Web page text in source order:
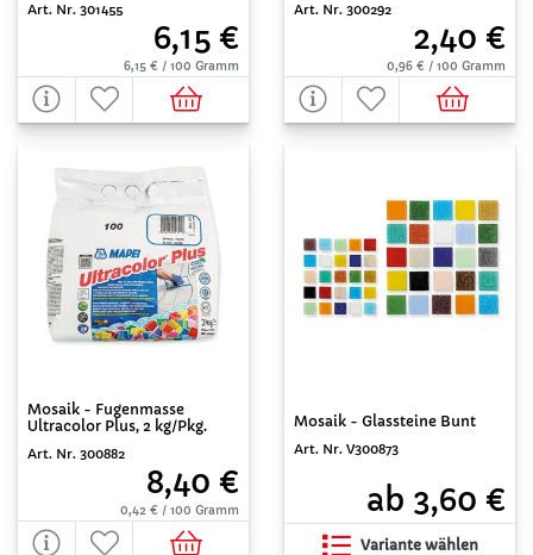
Art. Nr. 301455
6,15 €
6,15 € / 100 Gramm
Art. Nr. 300292
2,40 €
0,96 € / 100 Gramm
Mosaik - Fugenmasse
Ultracolor Plus, 2 kg/Pkg.
Art. Nr. 300882
8,40 €
0,42 € / 100 Gramm
Mosaik - Glassteine Bunt
Art. Nr. V300873
ab 3,60 €
Variante wählen